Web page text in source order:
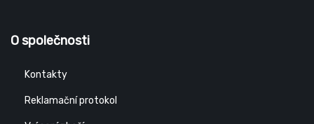
O společnosti
Kontakty
Reklamační protokol